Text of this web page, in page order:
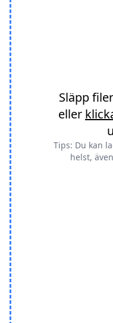
Släpp
eller
Tips: Du kan
helst,